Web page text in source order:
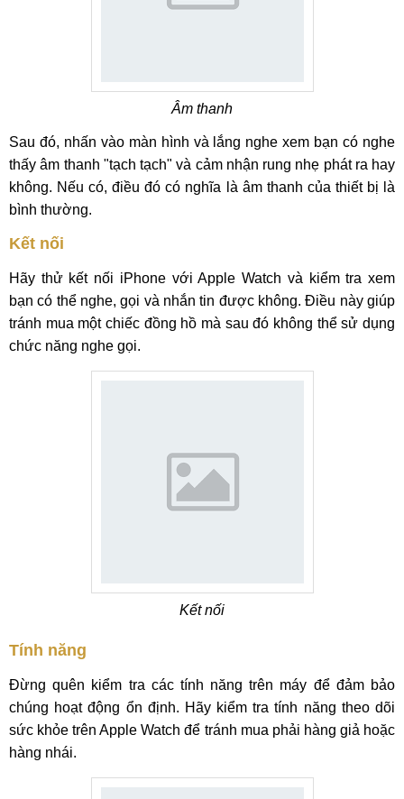
Âm thanh
Sau đó, nhấn vào màn hình và lắng nghe xem bạn có nghe
thấy âm thanh "tạch tạch" và cảm nhận rung nhẹ phát ra hay
không. Nếu có, điều đó có nghĩa là âm thanh của thiết bị là
bình thường.
Kết nối
Hãy thử kết nối iPhone với Apple Watch và kiểm tra xem
bạn có thể nghe, gọi và nhắn tin được không. Điều này giúp
tránh mua một chiếc đồng hồ mà sau đó không thể sử dụng
chức năng nghe gọi.
Kết nối
Tính năng
Đừng quên kiểm tra các tính năng trên máy để đảm bảo
chúng hoạt động ổn định. Hãy kiểm tra tính năng theo dõi
sức khỏe trên Apple Watch để tránh mua phải hàng giả hoặc
hàng nhái.